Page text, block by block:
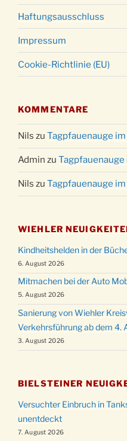
Haftungsausschluss
Impressum
Cookie-Richtlinie (EU)
KOMMENTARE
Nils zu Tagpfauenauge
Admin zu Tagpfauenauge
Nils zu Tagpfauenauge
WIEHLER
Kindheitshelden in der
6. August 2026
Mitmachen bei der Auto
5. August 2026
Sanierung von Wiehler
Verkehrsführung ab dem 4.
3. August 2026
BIELSTEINER
Versuchter Einbruch in
unentdeckt
7. August 2026